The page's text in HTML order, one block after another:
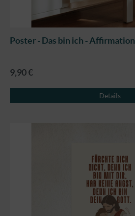
Poster - Das bin ich - Affirmation
9,90 €
Details